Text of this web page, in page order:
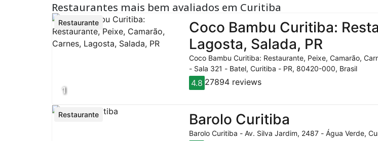
Restaurantes mais bem avaliados em Curitiba
1
Coco Bambu Curitiba:
Lagosta, Salada, PR
Restaurante
Coco Bambu Curitiba: Restaurante, Peixe, Camarão,
- Sala 321 - Batel, Curitiba - PR, 80420-000, Brasil
4.8 27894 reviews
Barolo Curitiba
Restaurante
Barolo Curitiba - Av. Silva Jardim, 2487 - Água Verde,